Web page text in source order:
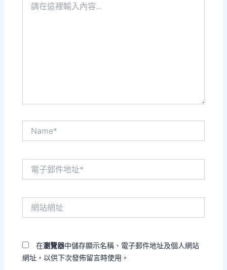
在瀏覽器中儲存顯示名稱、電子郵件地址及個人網站
網址，以供下次發佈留言時使用。